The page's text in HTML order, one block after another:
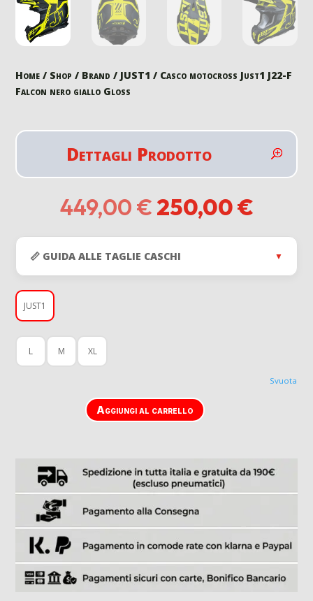
Home / Shop / Brand / JUST1 / Casco motocross Just1 J22-F
Falcon nero giallo Gloss
Dettagli Prodotto
449,00 € Il
prezzo
originale
era:
449,00 €.
250,00€Il
📏 GUIDA ALLE TAGLIE CASCHI ▼
JUST1
L M XL
Svuota
Aggiungi al carrello